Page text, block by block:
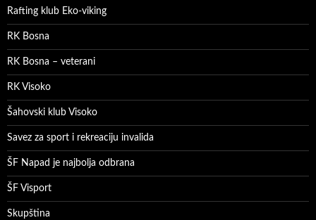
Rafting klub Eko-viking
RK Bosna
RK Bosna – veterani
RK Visoko
Šahovski klub Visoko
Savez za sport i rekreaciju invalida
ŠF Napad je najbolja odbrana
ŠF Visport
Skupština